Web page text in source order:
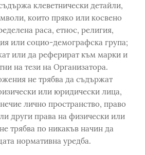
клеветнически детайли,
които пряко или косвено
раса, етнос, религия,
или социо-демографска група;
или да реферират към марки и
на тези на Организатора.
не трябва да съдържат
или юридически лица,
лично пространство, право
други права на физически или
трябва по никакъв начин да
нормативна уредба.